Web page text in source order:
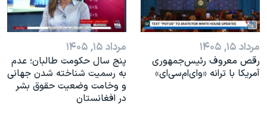
مرداد ۱۵, ۱۴۰۵
رقص معروف رئیس‌جمهوری
آمریکا با ترانه «وای‌ام‌سی‌ای»
مرداد ۱۵, ۱۴۰۵
پنج سال حکومت طالبان؛ عدم
به رسمیت شناخته شدن جهانی
و وخامت وضعیت حقوق بشر
در افغانستان